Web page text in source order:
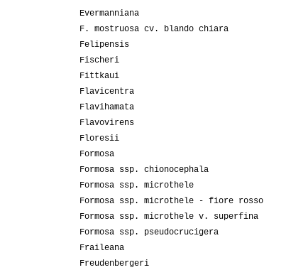
Evermanniana
F. mostruosa cv. blando chiara
Felipensis
Fischeri
Fittkaui
Flavicentra
Flavihamata
Flavovirens
Floresii
Formosa
Formosa ssp. chionocephala
Formosa ssp. microthele
Formosa ssp. microthele - fiore rosso
Formosa ssp. microthele v. superfina
Formosa ssp. pseudocrucigera
Fraileana
Freudenbergeri